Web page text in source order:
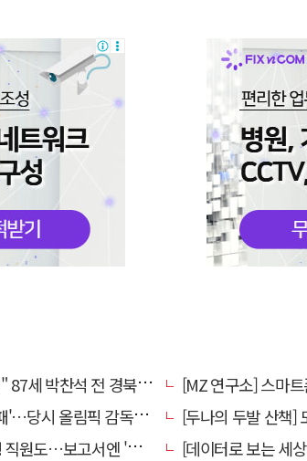
박찬석 전 경북대 총장
[MZ 연구소] 스마트폰
올림픽 감독은 홍명보
[두나의 두발 산책]
고서엔 '공식일정 참석'
[데이터로 보는 세